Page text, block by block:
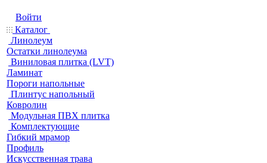
Войти
Каталог
Линолеум
Остатки линолеума
Виниловая плитка (LVT)
Ламинат
Пороги напольные
Плинтус напольный
Ковролин
Модульная ПВХ плитка
Комплектующие
Гибкий мрамор
Профиль
Искусственная трава